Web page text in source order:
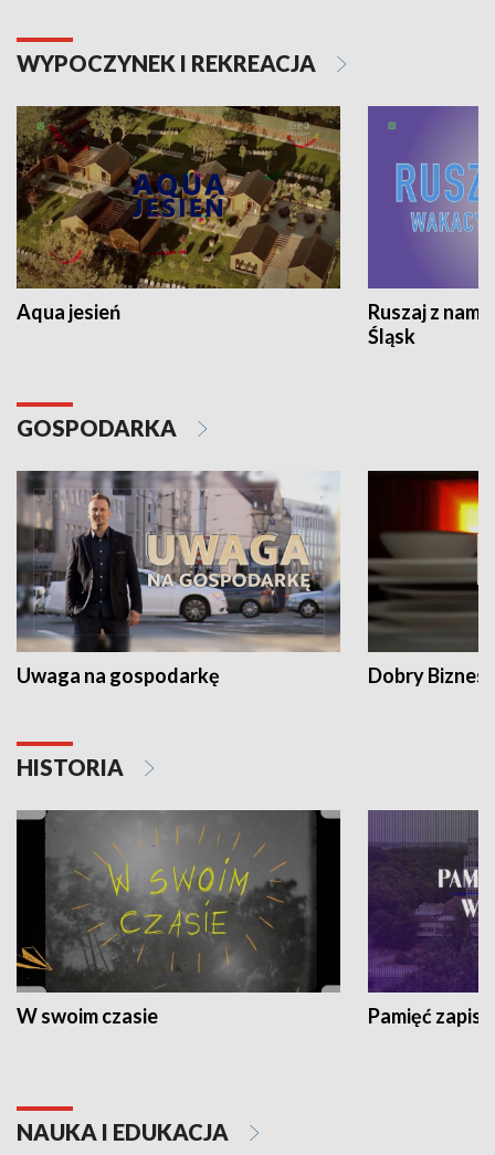
WYPOCZYNEK I REKREACJA
Aqua jesień
Ruszaj z
Śląsk
GOSPODARKA
Uwaga na gospodarkę Dobry Biznes
HISTORIA
W swoim czasie Pamięć
NAUKA I EDUKACJA